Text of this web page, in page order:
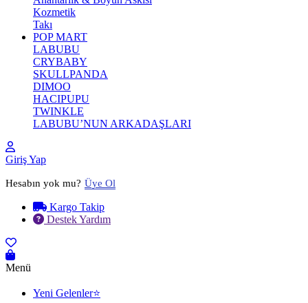
Kozmetik
Takı
POP MART
LABUBU
CRYBABY
SKULLPANDA
DIMOO
HACIPUPU
TWINKLE
LABUBU’NUN ARKADAŞLARI
Giriş Yap
Hesabın yok mu? Üye Ol
Kargo Takip
Destek Yardım
Menü
Yeni Gelenler⭐